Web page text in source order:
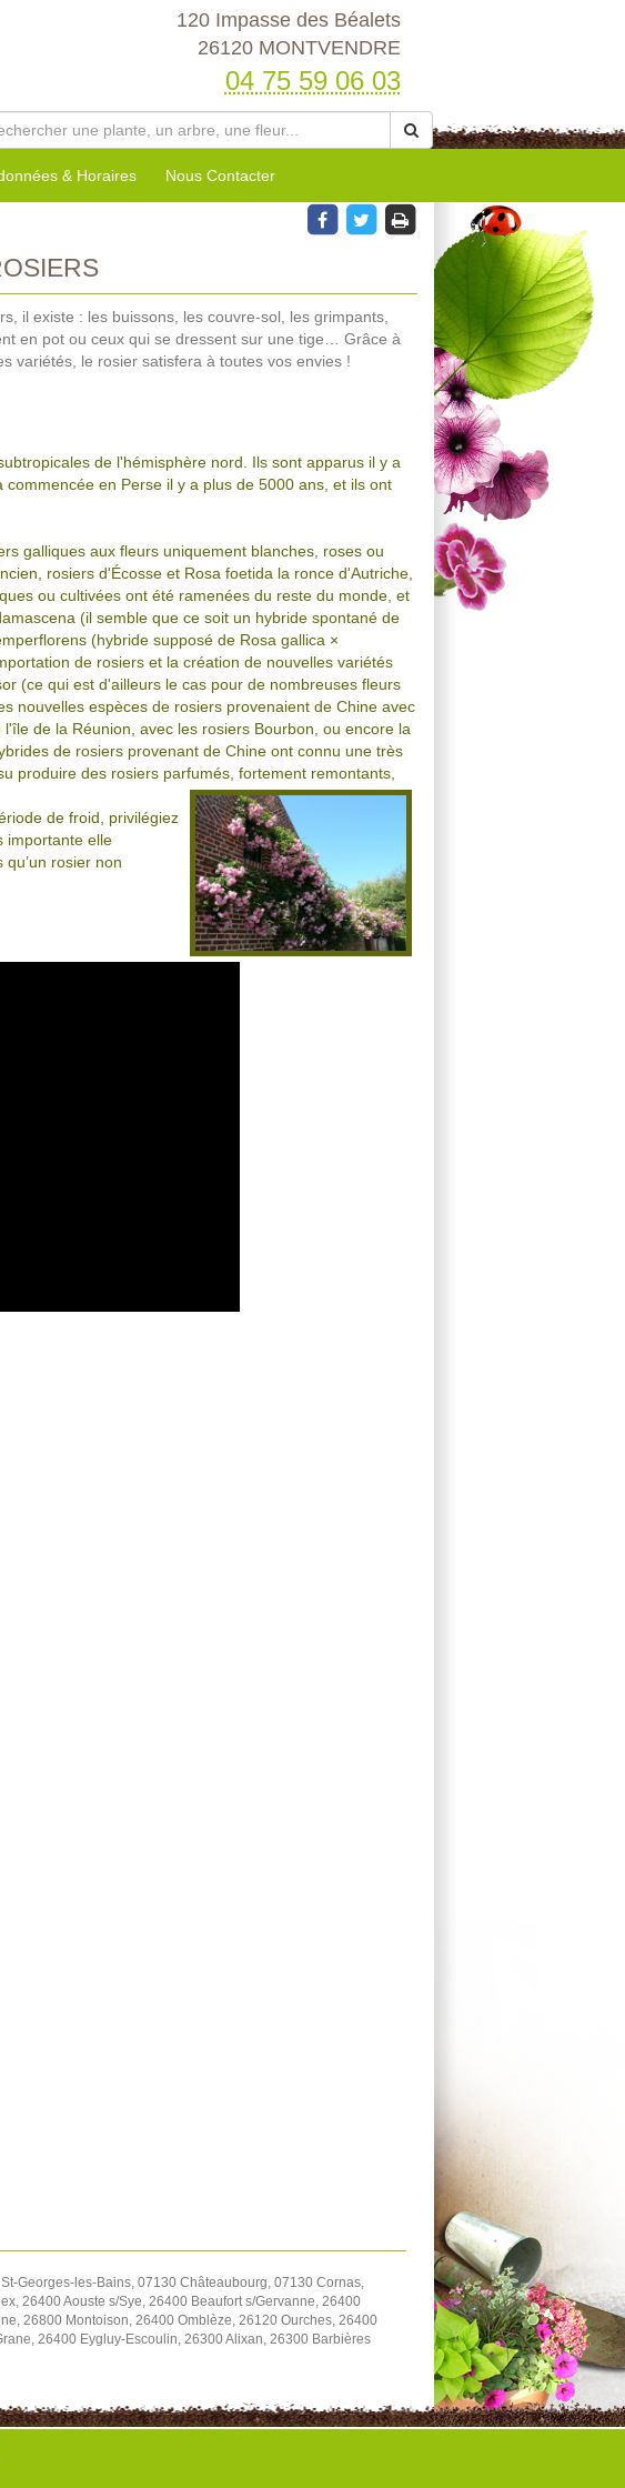
120 Impasse des Béalets
26120 MONTVENDRE
04 75 59 06 03
& Horaires Nous Contacter
il existe : les buissons, les couvre-sol, les grimpants,
en pot ou ceux qui se dressent sur une tige… Grâce à
variétés, le rosier satisfera à toutes vos envies !
de l'hémisphère nord. Ils sont apparus il y a
en Perse il y a plus de 5000 ans, et ils ont
galliques aux fleurs uniquement blanches, roses ou
rosiers d'Écosse et Rosa foetida la ronce d'Autriche,
ou cultivées ont été ramenées du reste du monde, et
(il semble que ce soit un hybride spontané de
(hybride supposé de Rosa gallica ×
de rosiers et la création de nouvelles variétés
(ce qui est d'ailleurs le cas pour de nombreuses fleurs
nouvelles espèces de rosiers provenaient de Chine avec
de la Réunion, avec les rosiers Bourbon, ou encore la
de rosiers provenant de Chine ont connu une très
produire des rosiers parfumés, fortement remontants,
de froid, privilégiez
importante elle
rosier non
Georges-les-Bains, 07130 Châteaubourg, 07130 Cornas,
26400 Aouste s/Sye, 26400 Beaufort s/Gervanne, 26400
26800 Montoison, 26400 Omblèze, 26120 Ourches, 26400
26400 Eygluy-Escoulin, 26300 Alixan, 26300 Barbières